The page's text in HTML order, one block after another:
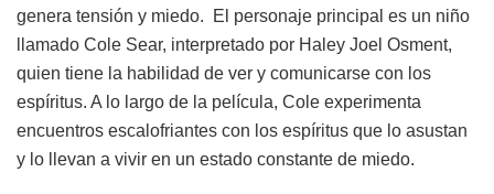
genera tensión y miedo. El personaje principal es un niño
llamado Cole Sear, interpretado por Haley Joel Osment,
quien tiene la habilidad de ver y comunicarse con los
espíritus. A lo largo de la película, Cole experimenta
encuentros escalofriantes con los espíritus que lo asustan
y lo llevan a vivir en un estado constante de miedo.